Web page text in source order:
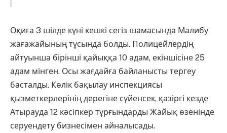
Оқиға 3 шілде күні кешкі сегіз шамасында Малибу
жағажайының тұсында болды. Полицейлердің
айтуынша бірінші қайыққа 10 адам, екіншісіне 25
адам мінген. Осы жағдайға байланысты тергеу
басталды. Көлік бақылау инспекциясы
қызметкерлерінің дерегіне сүйенсек, қазіргі кезде
Атырауда 12 кәсіпкер тұрғындарды Жайық өзенінде
серуендету бизнесімен айналысады.